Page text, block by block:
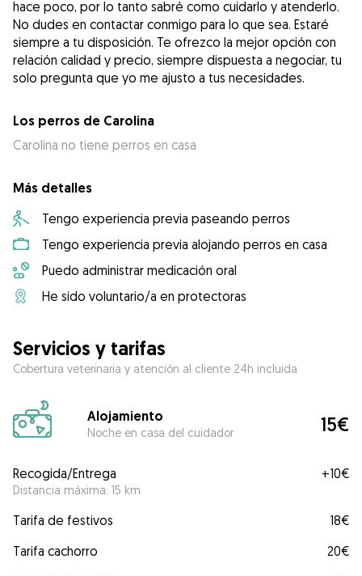
hace poco, por lo tanto sabré como cuidarlo y atenderlo.
No dudes en contactar conmigo para lo que sea. Estaré
siempre a tu disposición. Te ofrezco la mejor opción con
relación calidad y precio, siempre dispuesta a negociar, tu
solo pregunta que yo me ajusto a tus necesidades.
Los perros de Carolina
Carolina no tiene perros en casa
Más detalles
Tengo experiencia previa paseando perros
Tengo experiencia previa alojando perros en casa
Puedo administrar medicación oral
He sido voluntario/a en protectoras
Servicios y tarifas
Cobertura veterinaria y atención al cliente 24h incluida
Alojamiento
Noche en casa del cuidador 15€
Recogida/Entrega
Distancia máxima: 15 km
+10€
Tarifa de festivos
18€
Tarifa cachorro
20€